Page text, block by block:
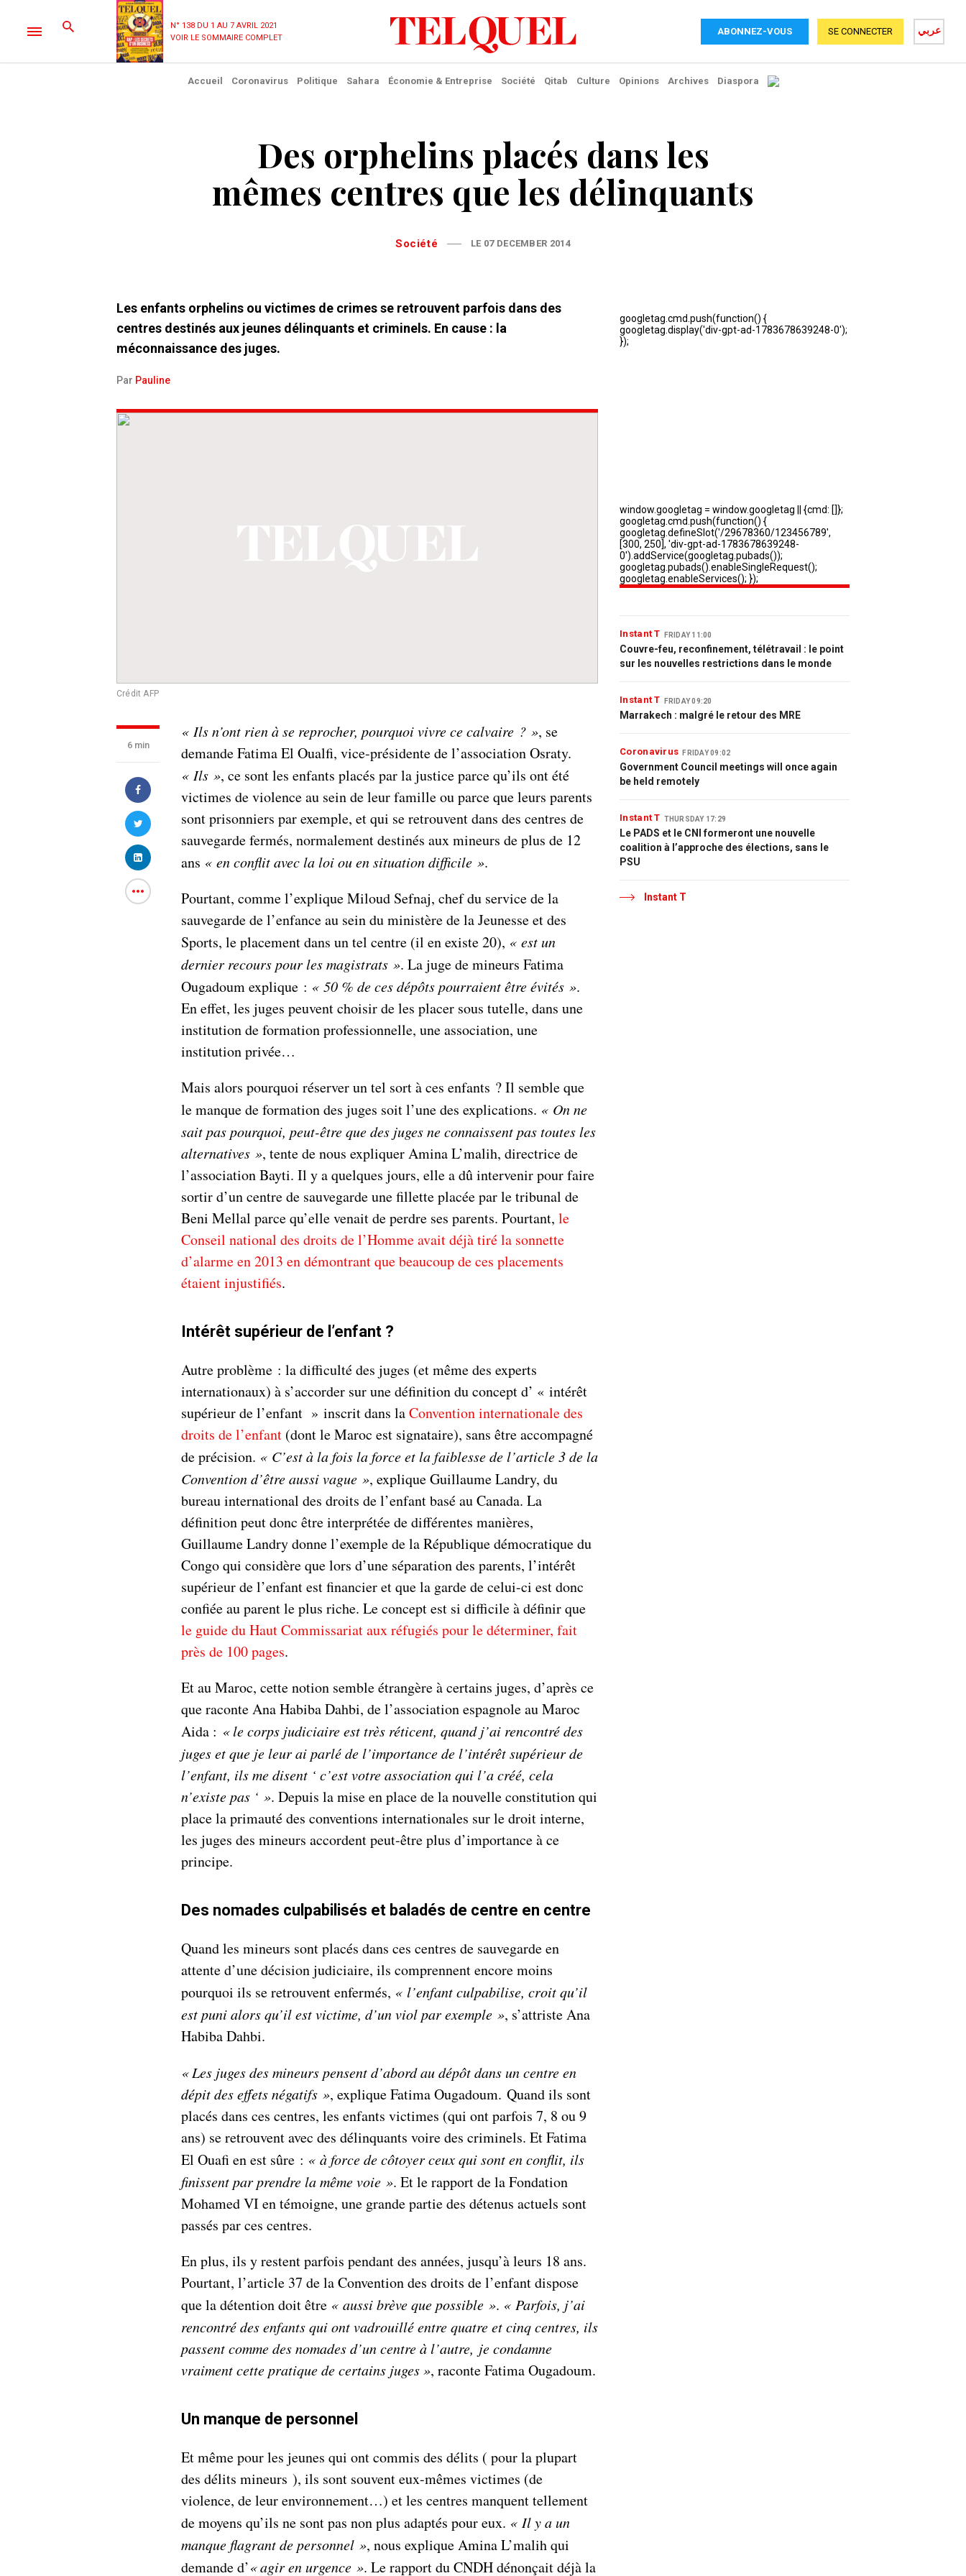
N° 138 DU 1 AU 7 AVRIL 2021
VOIR LE SOMMAIRE COMPLET
ABONNEZ-VOUS عربي SE CONNECTER
Accueil Coronavirus Politique Sahara Économie & Entreprise Société Qitab Culture Opinions Archives Diaspora
Des orphelins placés dans les
mêmes centres que les délinquants
Société LE 07 DECEMBER 2014
Les enfants orphelins ou victimes de crimes se retrouvent parfois dans des
centres destinés aux jeunes délinquants et criminels. En cause : la
méconnaissance des juges.
Par Pauline
Crédit AFP
6 min
« Ils n’ont rien à se reprocher, pourquoi vivre ce calvaire ? », se
demande Fatima El Oualfi, vice-présidente de l’association Osraty.
« Ils », ce sont les enfants placés par la justice parce qu’ils ont été
victimes de violence au sein de leur famille ou parce que leurs parents
sont prisonniers par exemple, et qui se retrouvent dans des centres de
sauvegarde fermés, normalement destinés aux mineurs de plus de 12
ans « en conflit avec la loi ou en situation difficile ».
Pourtant, comme l’explique Miloud Sefnaj, chef du service de la
sauvegarde de l’enfance au sein du ministère de la Jeunesse et des
Sports, le placement dans un tel centre (il en existe 20), « est un
dernier recours pour les magistrats ». La juge de mineurs Fatima
Ougadoum explique : « 50 % de ces dépôts pourraient être évités ».
En effet, les juges peuvent choisir de les placer sous tutelle, dans une
institution de formation professionnelle, une association, une
institution privée…
Mais alors pourquoi réserver un tel sort à ces enfants ? Il semble que
le manque de formation des juges soit l’une des explications. « On ne
sait pas pourquoi, peut-être que des juges ne connaissent pas toutes les
alternatives », tente de nous expliquer Amina L’malih, directrice de
l’association Bayti. Il y a quelques jours, elle a dû intervenir pour faire
sortir d’un centre de sauvegarde une fillette placée par le tribunal de
Beni Mellal parce qu’elle venait de perdre ses parents. Pourtant, le
Conseil national des droits de l’Homme avait déjà tiré la sonnette
d’alarme en 2013 en démontrant que beaucoup de ces placements
étaient injustifiés.
Intérêt supérieur de l’enfant ?
Autre problème : la difficulté des juges (et même des experts
internationaux) à s’accorder sur une définition du concept d’ « intérêt
supérieur de l’enfant » inscrit dans laConvention internationale des
droits de l’enfant (dont le Maroc est signataire), sans être accompagné
de précision. « C’est à la fois la force et la faiblesse de l’article 3 de la
Convention d’être aussi vague », explique Guillaume Landry, du
bureau international des droits de l’enfant basé au Canada. La
définition peut donc être interprétée de différentes manières,
Guillaume Landry donne l’exemple de la République démocratique du
Congo qui considère que lors d’une séparation des parents, l’intérêt
supérieur de l’enfant est financier et que la garde de celui-ci est donc
confiée au parent le plus riche. Le concept est si difficile à définir que
le guide du Haut Commissariat aux réfugiés pour le déterminer, fait
près de 100 pages.
Et au Maroc, cette notion semble étrangère à certains juges, d’après ce
que raconte Ana Habiba Dahbi, de l’association espagnole au Maroc
Aida : « le corps judiciaire est très réticent, quand j’ai rencontré des
juges et que je leur ai parlé de l’importance de l’intérêt supérieur de
l’enfant, ils me disent ‘ c’est votre association qui l’a créé, cela
n’existe pas ‘ ». Depuis la mise en place de la nouvelle constitution qui
place la primauté des conventions internationales sur le droit interne,
les juges des mineurs accordent peut-être plus d’importance à ce
principe.
Des nomades culpabilisés et baladés de centre en centre
Quand les mineurs sont placés dans ces centres de sauvegarde en
attente d’une décision judiciaire, ils comprennent encore moins
pourquoi ils se retrouvent enfermés, « l’enfant culpabilise, croit qu’il
est puni alors qu’il est victime, d’un viol par exemple », s’attriste Ana
Habiba Dahbi.
« Les juges des mineurs pensent d’abord au dépôt dans un centre en
dépit des effets négatifs », explique Fatima Ougadoum. Quand ils sont
placés dans ces centres, les enfants victimes (qui ont parfois 7, 8 ou 9
ans) se retrouvent avec des délinquants voire des criminels. Et Fatima
El Ouafi en est sûre : « à force de côtoyer ceux qui sont en conflit, ils
finissent par prendre la même voie ». Et le rapport de la Fondation
Mohamed VI en témoigne, une grande partie des détenus actuels sont
passés par ces centres.
En plus, ils y restent parfois pendant des années, jusqu’à leurs 18 ans.
Pourtant, l’article 37 de la Convention des droits de l’enfant dispose
que la détention doit être « aussi brève que possible ». « Parfois, j’ai
rencontré des enfants qui ont vadrouillé entre quatre et cinq centres, ils
passent comme des nomades d’un centre à l’autre, je condamne
vraiment cette pratique de certains juges », raconte Fatima Ougadoum.
Un manque de personnel
Et même pour les jeunes qui ont commis des délits ( pour la plupart
des délits mineurs ), ils sont souvent eux-mêmes victimes (de
violence, de leur environnement…) et les centres manquent tellement
de moyens qu’ils ne sont pas non plus adaptés pour eux. « Il y a un
manque flagrant de personnel », nous explique Amina L’malih qui
demande d’« agir en urgence ». Le rapport du CNDH dénonçait déjà la
Instant T FRIDAY 11:00
Couvre-feu, reconfinement, télétravail : le point
sur les nouvelles restrictions dans le monde
Instant T FRIDAY 09:20
Marrakech : malgré le retour des MRE
Coronavirus FRIDAY 09:02
Government Council meetings will once again
be held remotely
Instant T THURSDAY 17:29
Le PADS et le CNI formeront une nouvelle
coalition à l’approche des élections, sans le
PSU
Instant T